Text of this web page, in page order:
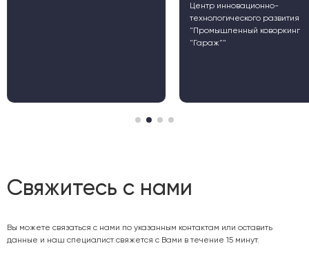
Центр инновационно-
технологического развития
"Промышленный коворкинг
"Гараж""
Свяжитесь с нами
Вы можете связаться с нами по указанным контактам или оставить
данные и наш специалист свяжется с Вами в течение 15 минут.